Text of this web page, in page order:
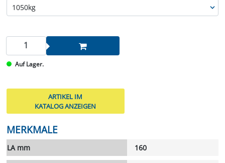
Auf Lager.
ARTIKEL IM
KATALOG ANZEIGEN
MERKMALE
LA mm 160